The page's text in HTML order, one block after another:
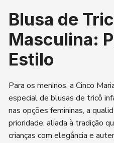
Blusa de
Masculina:
Estilo
Para os meninos, a Cinco
especial de blusas de tricô
nas opções femininas, a
prioridade, aliada à tradição
crianças com elegância e